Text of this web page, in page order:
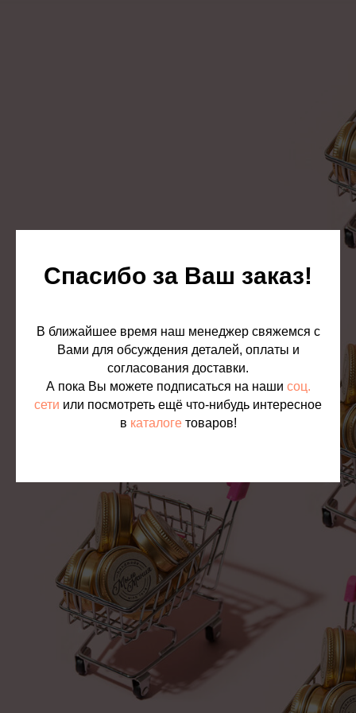
Спасибо за Ваш заказ!
В ближайшее время наш менеджер свяжемся с
Вами для обсуждения деталей, оплаты и
согласования доставки.
А пока Вы можете подписаться на наши соц.
сети или посмотреть ещё что-нибудь интересное
в каталогетоваров!